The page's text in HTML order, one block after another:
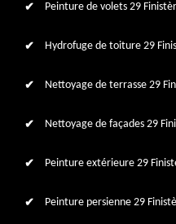
Peinture de volets 29
Hydrofuge de toiture 29
Nettoyage de terrasse 29
Nettoyage de façades 29
Peinture extérieure 29
Peinture persienne 29